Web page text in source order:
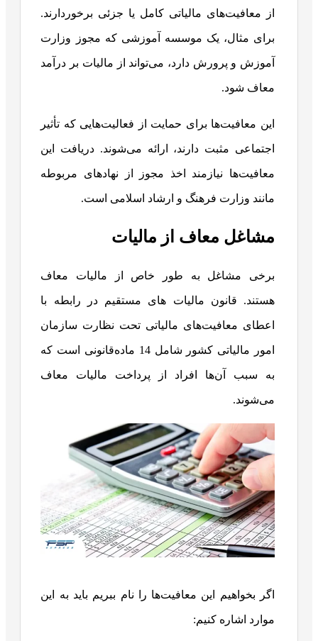
از معافیت‌های مالیاتی کامل یا جزئی برخوردارند.
برای مثال، یک موسسه آموزشی که مجوز وزارت
آموزش و پرورش دارد، می‌تواند از مالیات بر درآمد
معاف شود.
این معافیت‌ها برای حمایت از فعالیت‌هایی که تأثیر
اجتماعی مثبت دارند، ارائه می‌شوند. دریافت این
معافیت‌ها نیازمند اخذ مجوز از نهادهای مربوطه
مانند وزارت فرهنگ و ارشاد اسلامی است.
مشاغل معاف از مالیات
برخی مشاغل به طور خاص از مالیات معاف
هستند. قانون مالیات های مستقیم در رابطه با
اعطای معافیت‌های مالیاتی تحت نظارت سازمان
امور مالیاتی کشور شامل 14 ماده‌قانونی است که
به سبب آن‌ها افراد از پرداخت مالیات معاف
می‌شوند.
اگر بخواهیم این معافیت‌ها را نام ببریم باید به این
موارد اشاره کنیم: